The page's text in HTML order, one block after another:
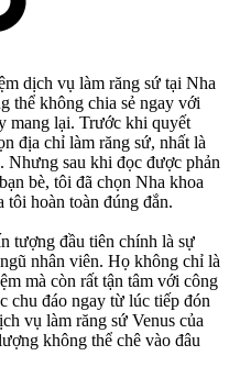
dịch vụ làm răng sứ tại Nha
thể không chia sẻ ngay với
mang lại. Trước khi quyết
địa chỉ làm răng sứ, nhất là
Nhưng sau khi đọc được phản
bè, tôi đã chọn Nha khoa
tôi hoàn toàn đúng đắn.
tượng đầu tiên chính là sự
nhân viên. Họ không chỉ là
mà còn rất tận tâm với công
chu đáo ngay từ lúc tiếp đón
vụ làm răng sứ Venus của
không thể chê vào đâu